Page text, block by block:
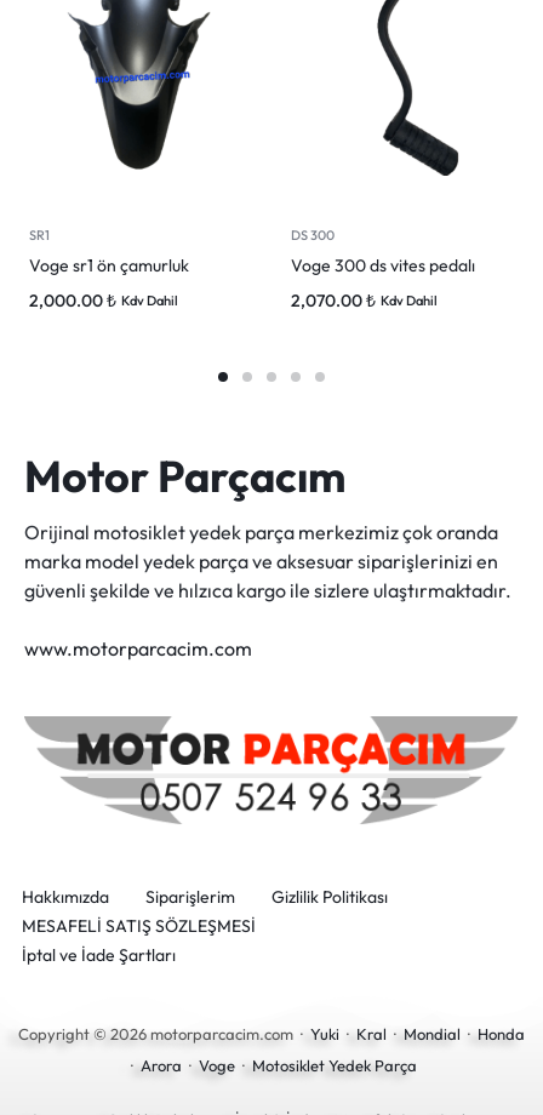
SR1
Voge sr1 ön çamurluk
2,000.00₺ Kdv Dahil
DS 300
Voge 300 ds vites pedalı
2,070.00₺ Kdv Dahil
Motor Parçacım
Orijinal motosiklet yedek parça merkezimiz çok oranda
marka model yedek parça ve aksesuar siparişlerinizi en
güvenli şekilde ve hılzıca kargo ile sizlere ulaştırmaktadır.
www.motorparcacim.com
Hakkımızda Siparişlerim
Gizlilik Politikası
MESAFELİ SATIŞ SÖZLEŞMESİ
İptal ve İade Şartları
Copyright © 2026 motorparcacim.com · Yuki · Kral · Mondial · Honda
· Arora · Voge· Motosiklet Yedek Parça